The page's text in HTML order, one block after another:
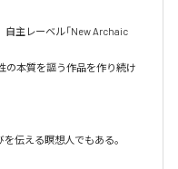
主レーベル「New Archaic
の本質を謳う作品を作り続け
伝える瞑想人でもある。